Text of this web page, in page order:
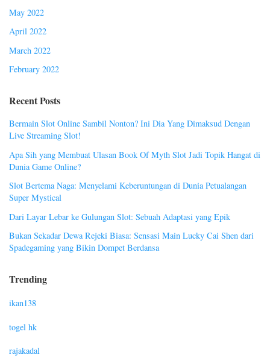
May 2022
April 2022
March 2022
February 2022
Recent Posts
Bermain Slot Online Sambil Nonton? Ini Dia Yang Dimaksud Dengan
Live Streaming Slot!
Apa Sih yang Membuat Ulasan Book Of Myth Slot Jadi Topik Hangat di
Dunia Game Online?
Slot Bertema Naga: Menyelami Keberuntungan di Dunia Petualangan
Super Mystical
Dari Layar Lebar ke Gulungan Slot: Sebuah Adaptasi yang Epik
Bukan Sekadar Dewa Rejeki Biasa: Sensasi Main Lucky Cai Shen dari
Spadegaming yang Bikin Dompet Berdansa
Trending
ikan138
togel hk
rajakadal